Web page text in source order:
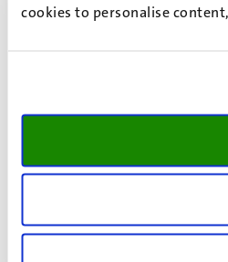
cookies to personalise